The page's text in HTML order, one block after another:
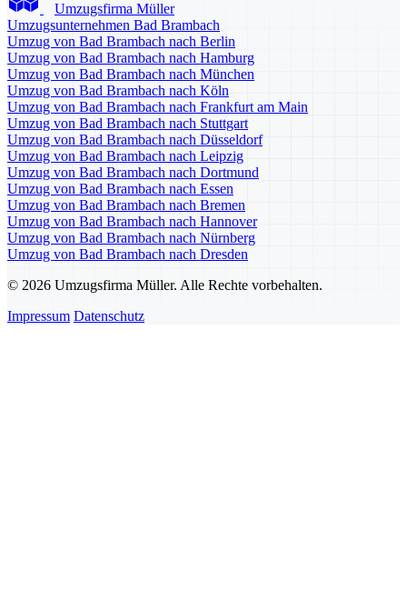
Umzugsfirma Müller
Umzugsunternehmen Bad Brambach
Umzug von Bad Brambach nach Berlin
Umzug von Bad Brambach nach Hamburg
Umzug von Bad Brambach nach München
Umzug von Bad Brambach nach Köln
Umzug von Bad Brambach nach Frankfurt am Main
Umzug von Bad Brambach nach Stuttgart
Umzug von Bad Brambach nach Düsseldorf
Umzug von Bad Brambach nach Leipzig
Umzug von Bad Brambach nach Dortmund
Umzug von Bad Brambach nach Essen
Umzug von Bad Brambach nach Bremen
Umzug von Bad Brambach nach Hannover
Umzug von Bad Brambach nach Nürnberg
Umzug von Bad Brambach nach Dresden
© 2026 Umzugsfirma Müller. Alle Rechte vorbehalten.
Impressum Datenschutz